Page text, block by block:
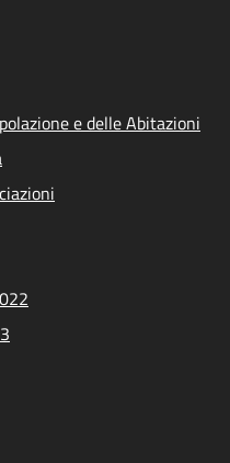
e delle Abitazioni